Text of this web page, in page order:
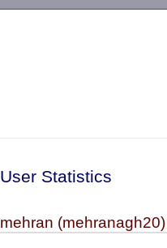
User Statistics
mehran (mehranagh20)